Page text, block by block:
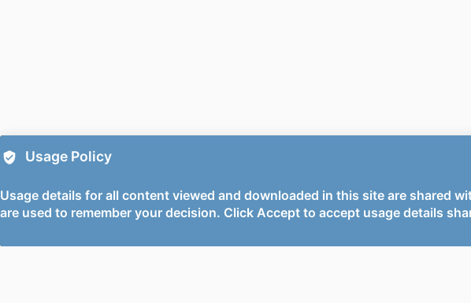
Usage Policy
Usage details for all content viewed and downloaded in this site are shared
are used to remember your decision. Click Accept to accept usage details